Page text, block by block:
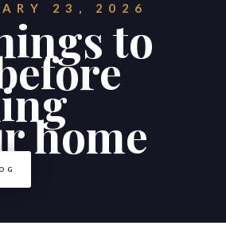
23, 2026
to
home